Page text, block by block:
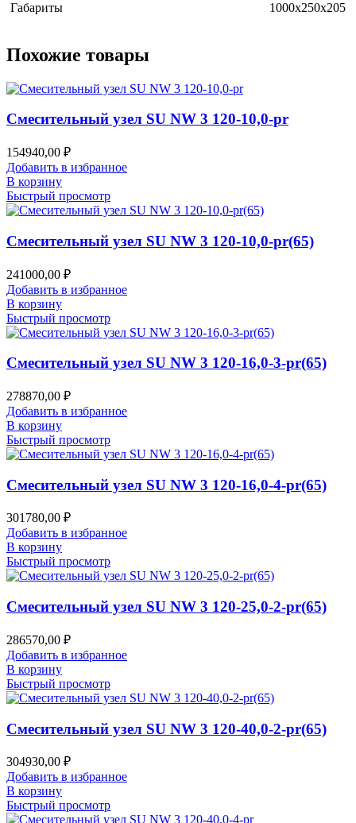
Габариты 1000x250x205
Похожие товары
Смесительный узел SU NW 3 120-10,0-pr
154940,00 ₽
Добавить в избранное
В корзину
Быстрый просмотр
Смесительный узел SU NW 3 120-10,0-pr(65)
241000,00 ₽
Добавить в избранное
В корзину
Быстрый просмотр
Смесительный узел SU NW 3 120-16,0-3-pr(65)
278870,00 ₽
Добавить в избранное
В корзину
Быстрый просмотр
Смесительный узел SU NW 3 120-16,0-4-pr(65)
301780,00 ₽
Добавить в избранное
В корзину
Быстрый просмотр
Смесительный узел SU NW 3 120-25,0-2-pr(65)
286570,00 ₽
Добавить в избранное
В корзину
Быстрый просмотр
Смесительный узел SU NW 3 120-40,0-2-pr(65)
304930,00 ₽
Добавить в избранное
В корзину
Быстрый просмотр